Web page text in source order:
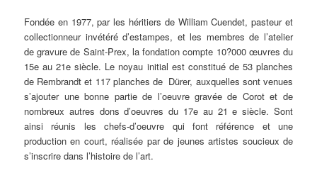
Fondée en 1977, par les héritiers de William Cuendet, pasteur et
collectionneur invétéré d’estampes, et les membres de l’atelier
de gravure de Saint-Prex, la fondation compte 10?000 œuvres du
15e au 21e siècle. Le noyau initial est constitué de 53 planches
de Rembrandt et 117 planches de Dürer, auxquelles sont venues
s’ajouter une bonne partie de l’oeuvre gravée de Corot et de
nombreux autres dons d’oeuvres du 17e au 21 e siècle. Sont
ainsi réunis les chefs-d’oeuvre qui font référence et une
production en court, réalisée par de jeunes artistes soucieux de
s’inscrire dans l’histoire de l’art.